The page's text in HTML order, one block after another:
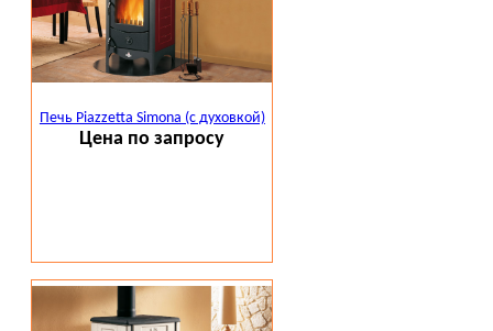
Печь Piazzetta Simona (с духовкой)
Цена по запросу